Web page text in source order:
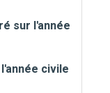
sur l'année
civile